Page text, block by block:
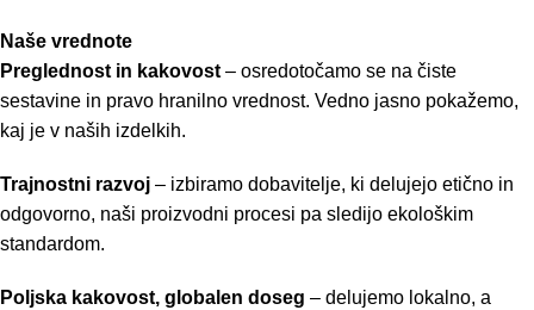
Naše vrednote
Preglednost in kakovost – osredotočamo se na čiste
sestavine in pravo hranilno vrednost. Vedno jasno pokažemo,
kaj je v naših izdelkih.
Trajnostni razvoj – izbiramo dobavitelje, ki delujejo etično in
odgovorno, naši proizvodni procesi pa sledijo ekološkim
standardom.
Poljska kakovost, globalen doseg – delujemo lokalno, a